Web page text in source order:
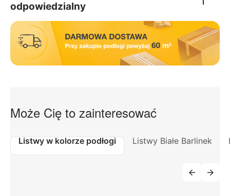
odpowiedzialny
Może Cię to zainteresować
Listwy w kolorze podłogi Listwy Białe Barlinek